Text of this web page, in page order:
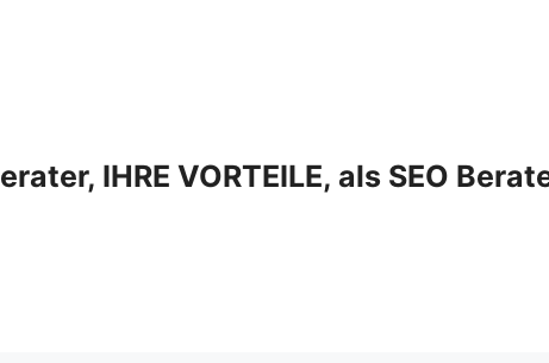
IHRE VORTEILE, als SEO